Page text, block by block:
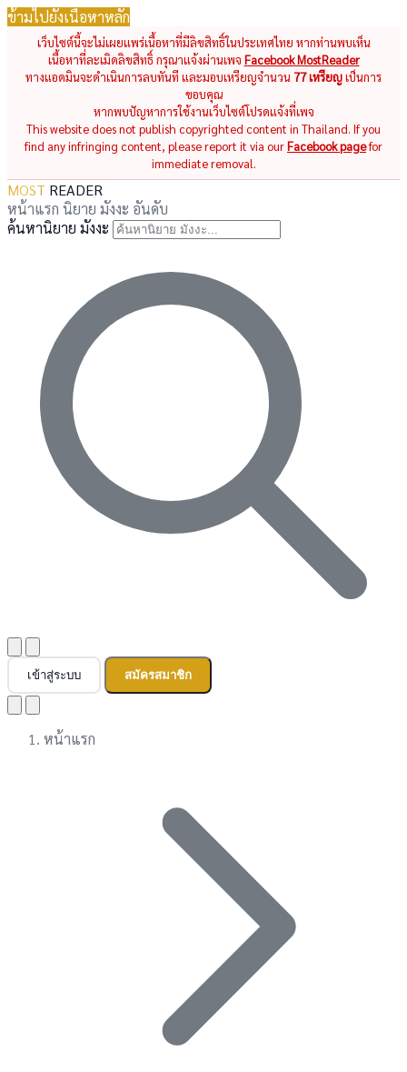
ข้ามไปยังเนื้อหาหลัก
เว็บไซต์นี้จะไม่เผยแพร่เนื้อหาที่มีลิขสิทธิ์ในประเทศไทย หากท่านพบเห็น
เนื้อหาที่ละเมิดลิขสิทธิ์ กรุณาแจ้งผ่านเพจ Facebook MostReader
ทางแอดมินจะดำเนินการลบทันที และมอบเหรียญจำนวน 77 เหรียญเป็นการ
ขอบคุณ
หากพบปัญหาการใช้งานเว็บไซต์โปรดแจ้งที่เพจ
This website does not publish copyrighted content in Thailand. If you
find any infringing content, please report it via ourFacebook pagefor
immediate removal.
MOST READER
หน้าแรก นิยาย มังงะ อันดับ
ค้นหานิยาย มังงะ
เข้าสู่ระบบ สมัครสมาชิก
หน้าแรก